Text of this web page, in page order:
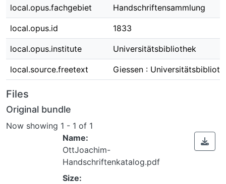
local.opus.fachgebiet Handschriftensammlung
local.opus.id 1833
local.opus.institute Universitätsbibliothek
local.source.freetext Giessen :
Files
Original bundle
Now showing 1 - 1 of 1
Name:
OttJoachim-
Handschriftenkatalog.pdf
Size: